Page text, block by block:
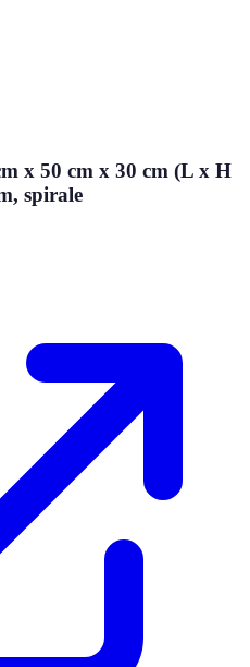
x 50 cm x 30 cm (L x H
spirale